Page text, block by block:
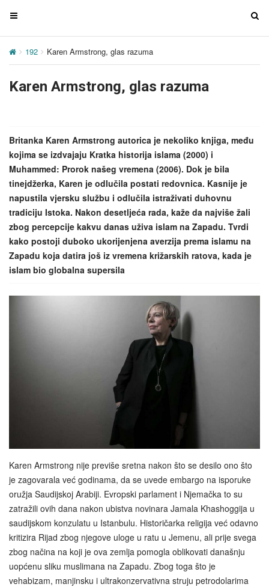
T
g
e
i
g
a
t
i
o
n
T
i
192 Karen Armstrong, glas razuma
Karen Armstrong, glas razuma
Britanka Karen Armstrong autorica je nekoliko knjiga, među
kojima se izdvajaju Kratka historija islama (2000) i
Muhammed: Prorok našeg vremena (2006). Dok je bila
tinejdžerka, Karen je odlučila postati redovnica. Kasnije je
napustila vjersku službu i odlučila istraživati duhovnu
tradiciju Istoka. Nakon desetljeća rada, kaže da najviše žali
zbog percepcije kakvu danas uživa islam na Zapadu. Tvrdi
kako postoji duboko ukorijenjena averzija prema islamu na
Zapadu koja datira još iz vremena križarskih ratova, kada je
islam bio globalna supersila
Karen Armstrong nije previše sretna nakon što se desilo ono što
je zagovarala već godinama, da se uvede embargo na isporuke
oružja Saudijskoj Arabiji. Evropski parlament i Njemačka to su
zatražili ovih dana nakon ubistva novinara Jamala Khashoggija u
saudijskom konzulatu u Istanbulu. Historičarka religija već odavno
kritizira Rijad zbog njegove uloge u ratu u Jemenu, ali prije svega
zbog načina na koji je ova zemlja pomogla oblikovati današnju
uopćenu sliku muslimana na Zapadu. Zbog toga što je
vehabizam, manjinsku i ultrakonzervativna struju petrodolarima